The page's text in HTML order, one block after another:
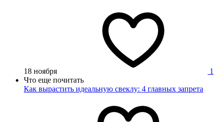
18 ноября
1
Что еще почитать
Как вырастить идеальную свеклу: 4 главных запрета